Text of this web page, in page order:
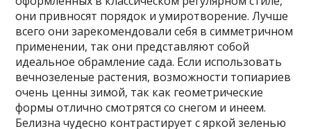
они привносят порядок и умиротворение. Лучше
всего они зарекомендовали себя в симметричном
применении, так они представляют собой
идеальное обрамление сада. Если использовать
вечнозеленые растения, возможности топиариев
очень ценны зимой, так как геометрические
формы отлично смотрятся со снегом и инеем.
Белизна чудесно контрастирует с яркой зеленью